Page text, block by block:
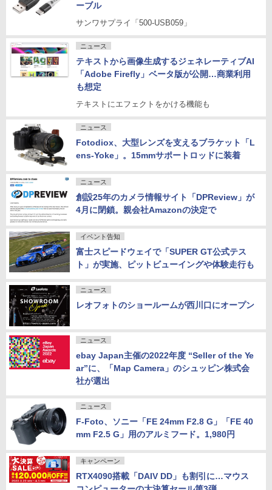
ーブル
サンワサプライ「500-USB059」
ニュース
テキストから画像生成するジェネレーティブAI
「Adobe Firefly」ベータ版が公開…商業利用
も想定
テキストにエフェクトをかける機能も
ニュース
Fotodiox、大型レンズを支えるブラケット「L
ens-Yoke」。15mmサポートロッドに装着
ニュース
創設25年のカメラ情報サイト「DPReview」が
4月に閉鎖。親会社Amazonの決定で
イベント告知
富士スピードウェイで「SUPER GT公式テス
ト」が実施、ピットビューイングや体験走行も
ニュース
レオフォトのショールームが西川口にオープン
ニュース
ebay Japan主催の2022年度 “Seller of the Ye
ar”に、「Map Camera」のシュッピン株式会
社が選出
ニュース
F-Foto、ソニー「FE 24mm F2.8 G」「FE 40
mm F2.5 G」用のアルミフード。1,980円
キャンペーン
RTX4090搭載「DAIV DD」も割引に…マウス